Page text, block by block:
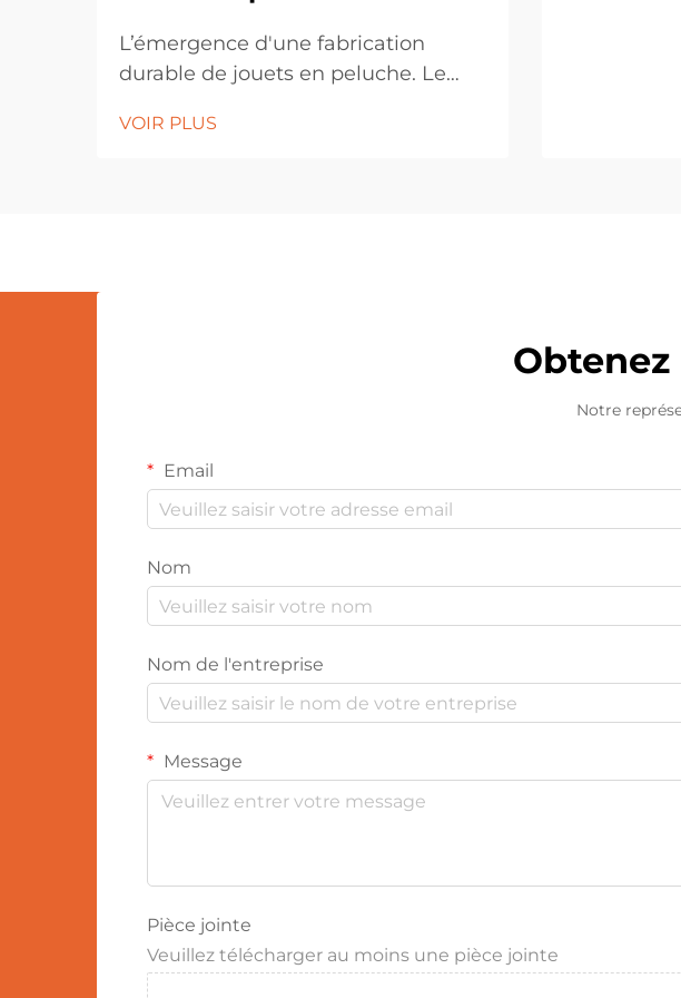
L’émergence d'une fabrication
durable de jouets en peluche. Le
transformation remarquable, les
VOIR PLUS
Notre
Email
Nom
Nom de l'entreprise
Message
Pièce jointe
Veuillez télécharger au moins une pièce jointe